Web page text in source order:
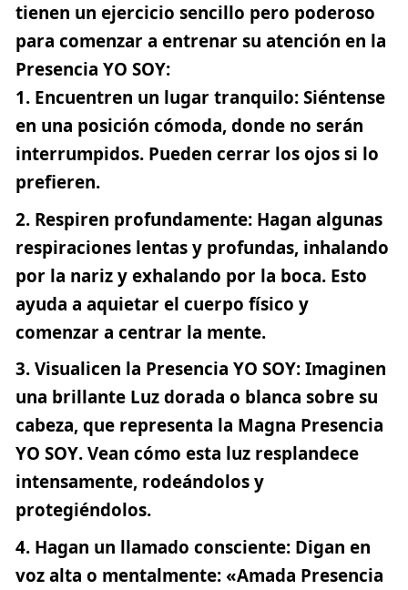
tienen un ejercicio sencillo pero poderoso
para comenzar a entrenar su atención en la
Presencia YO SOY:
Encuentren un lugar tranquilo: Siéntense
en una posición cómoda, donde no serán
interrumpidos. Pueden cerrar los ojos si lo
prefieren.
Respiren profundamente: Hagan algunas
respiraciones lentas y profundas, inhalando
por la nariz y exhalando por la boca. Esto
ayuda a aquietar el cuerpo físico y
comenzar a centrar la mente.
Visualicen la Presencia YO SOY: Imaginen
una brillante Luz dorada o blanca sobre su
cabeza, que representa la Magna Presencia
YO SOY. Vean cómo esta luz resplandece
intensamente, rodeándolos y
protegiéndolos.
Hagan un llamado consciente: Digan en
voz alta o mentalmente: «Amada Presencia